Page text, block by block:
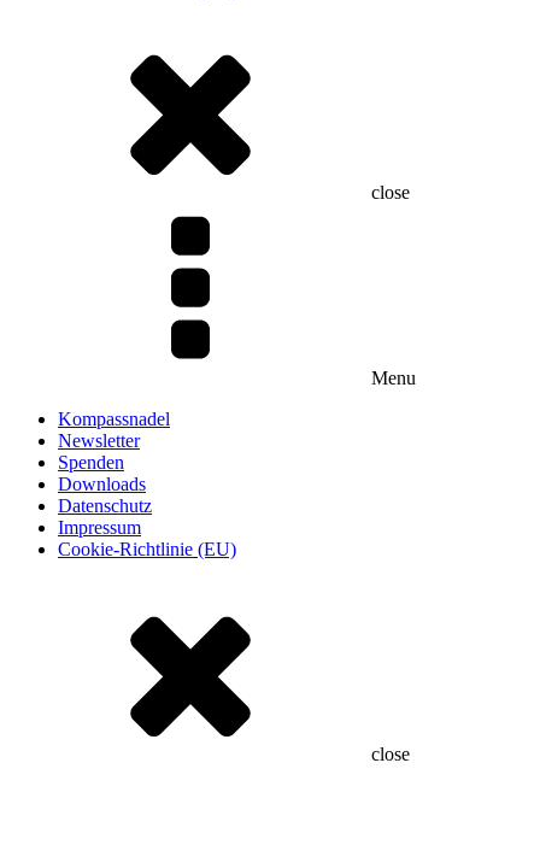
close
Menu
Kompassnadel
Newsletter
Spenden
Downloads
Datenschutz
Impressum
Cookie-Richtlinie (EU)
close